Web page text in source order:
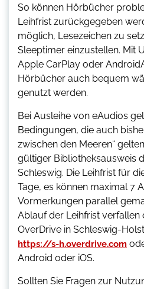
So können Hörbücher
Leihfrist zurückgegeben
möglich, Lesezeichen zu
Sleeptimer einzustellen. Mit
Apple CarPlay oder
Hörbücher auch bequem
genutzt werden.
Bei Ausleihe von eAudios
Bedingungen, die auch
zwischen den Meeren“
gültiger Bibliotheksausweis
Schleswig. Die Leihfrist für
Tage, es können maximal 7
Vormerkungen parallel
Ablauf der Leihfrist verfallen
OverDrive in Schleswig-
https://s-h.overdrive.com
Android oder iOS.
Sollten Sie Fragen zur